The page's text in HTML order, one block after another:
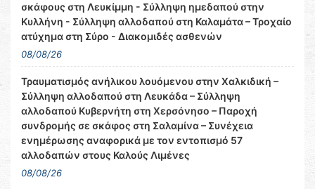
σκάφους στη Λευκίμμη - Σύλληψη ημεδαπού στην
Κυλλήνη - Σύλληψη αλλοδαπού στη Καλαμάτα – Τροχαίο
ατύχημα στη Σύρο - Διακομιδές ασθενών
08/08/26
Τραυματισμός ανήλικου λουόμενου στην Χαλκιδική –
Σύλληψη αλλοδαπού στη Λευκάδα – Σύλληψη
αλλοδαπού Κυβερνήτη στη Χερσόνησο – Παροχή
συνδρομής σε σκάφος στη Σαλαμίνα – Συνέχεια
ενημέρωσης αναφορικά με τον εντοπισμό 57
αλλοδαπών στους Καλούς Λιμένες
08/08/26